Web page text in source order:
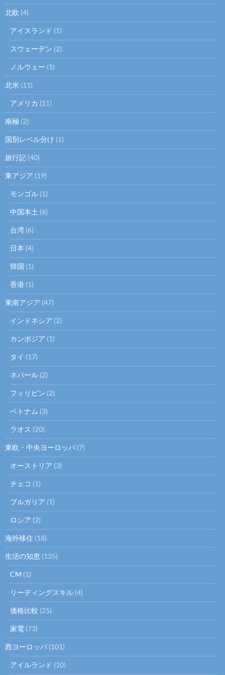
北欧 (4)
アイスランド (1)
スウェーデン (2)
ノルウェー (1)
北米 (11)
アメリカ (11)
南極 (2)
国別レベル分け (1)
旅行記 (40)
東アジア (19)
モンゴル (1)
中国本土 (6)
台湾 (6)
日本 (4)
韓国 (1)
香港 (1)
東南アジア (47)
インドネシア (2)
カンボジア (1)
タイ (17)
ネパール (2)
フィリピン (2)
ベトナム (3)
ラオス (20)
東欧・中央ヨーロッパ (7)
オーストリア (3)
チェコ (1)
ブルガリア (1)
ロシア (2)
海外移住 (18)
生活の知恵 (135)
CM (1)
リーディングスキル (4)
価格比較 (25)
家電 (73)
西ヨーロッパ (101)
アイルランド (10)